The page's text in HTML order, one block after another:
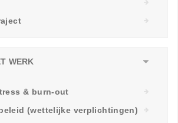
WERK
& burn-out
(wettelijke verplichtingen)